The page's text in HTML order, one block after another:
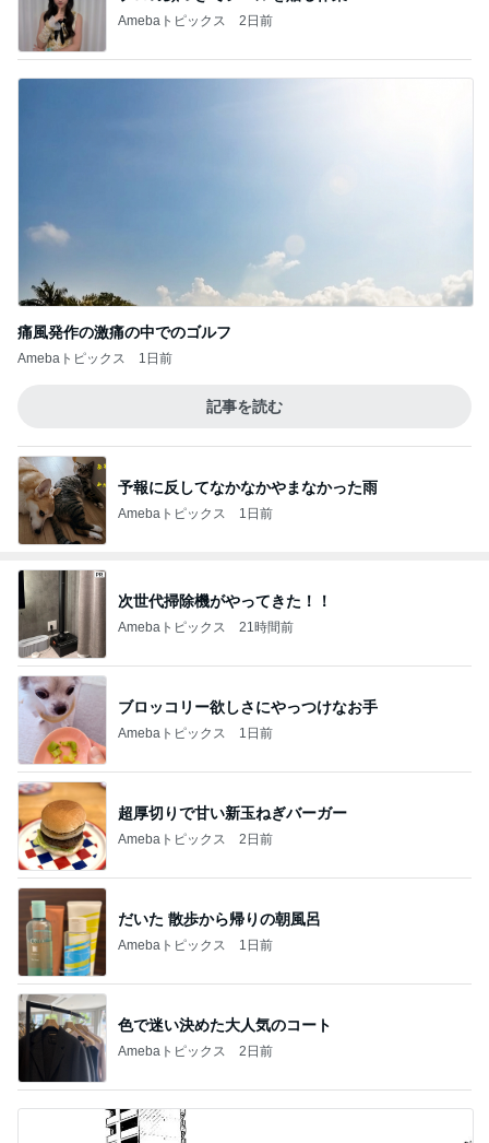
Amebaトピックス 2日前
痛風発作の激痛の中でのゴルフ
Amebaトピックス 1日前
記事を読む
予報に反してなかなかやまなかった雨
Amebaトピックス 1日前
次世代掃除機がやってきた！！
Amebaトピックス 21時間前
ブロッコリー欲しさにやっつけなお手
Amebaトピックス 1日前
超厚切りで甘い新玉ねぎバーガー
Amebaトピックス 2日前
だいた 散歩から帰りの朝風呂
Amebaトピックス 1日前
色で迷い決めた大人気のコート
Amebaトピックス 2日前